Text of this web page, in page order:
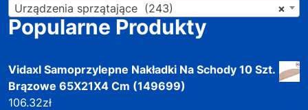
×
Urządzenia sprzątające (243)
Popularne Produkty
Vidaxl Samoprzylepne Nakładki Na Schody 10 Szt.
Brązowe 65X21X4 Cm (149699)
106.32zł